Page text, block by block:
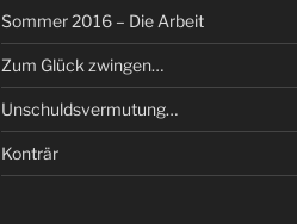
Sommer 2016 – Die Arbeit
Zum Glück zwingen…
Unschuldsvermutung…
Konträr